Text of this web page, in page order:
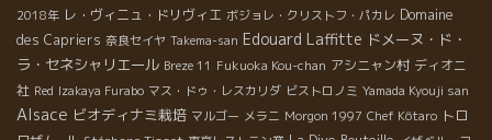
2018年 レ・ヴィニュ・ドリヴィエ ボジョレ・クリストフ・パカレ Domaine
des Capriers 奈良セイヤ Takema-san Edouard Laffitte ドメーヌ・ド・
ラ・セネシャリエール Breze 11 Fukuoka Kou-chan アシニャン村 ディオニ
社 Red Izakaya Furabo マス・ドゥ・レスカリダ ビストロノミ Yamada Kyouji san
Alsace ビオディナミ栽培 マルゴー メラニ Morgon 1997 Chef Kôtaro トロ